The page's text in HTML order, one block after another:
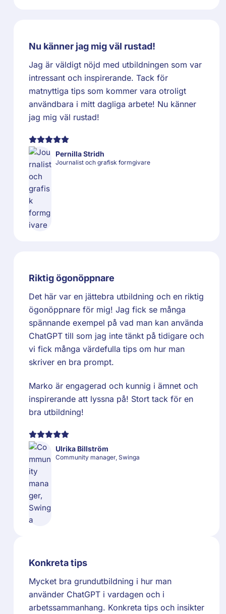
Nu känner jag mig väl rustad!
Jag är väldigt nöjd med utbildningen som var
intressant och inspirerande. Tack för
matnyttiga tips som kommer vara otroligt
användbara i mitt dagliga arbete! Nu känner
jag mig väl rustad!
Pernilla Stridh
Journalist och grafisk formgivare
Riktig ögonöppnare
Det här var en jättebra utbildning och en riktig
ögonöppnare för mig! Jag fick se många
spännande exempel på vad man kan använda
ChatGPT till som jag inte tänkt på tidigare och
vi fick många värdefulla tips om hur man
skriver en bra prompt.
Marko är engagerad och kunnig i ämnet och
inspirerande att lyssna på! Stort tack för en
bra utbildning!
Ulrika Billström
Community manager, Swinga
Konkreta tips
Mycket bra grundutbildning i hur man
använder ChatGPT i vardagen och i
arbetssammanhang. Konkreta tips och insikter